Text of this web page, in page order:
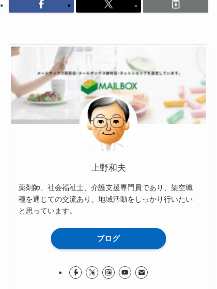
上野和夫
薬剤師、社会福祉士、介護支援専門員であり、架空職
種を通じての交流あり。地域活動をしっかり行いたい
と思っています。
ブログ